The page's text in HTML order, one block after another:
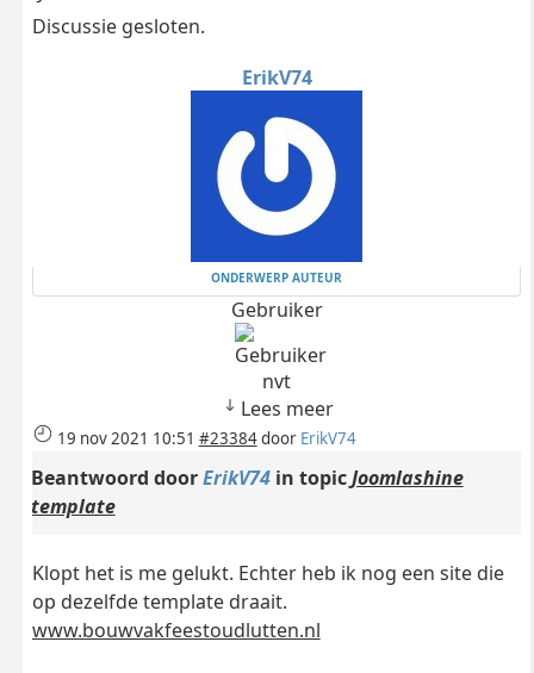
Discussie gesloten.
ErikV74
ONDERWERP AUTEUR
Gebruiker
nvt
Lees meer
19 nov 2021 10:51 #23384door ErikV74
Beantwoord doorErikV74in topicJoomlashine
template
Klopt het is me gelukt. Echter heb ik nog een site die
op dezelfde template draait.
www.bouwvakfeestoudlutten.nl